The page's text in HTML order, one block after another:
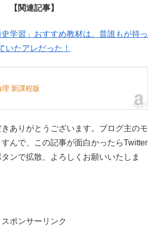
【関連記事】
学習」おすすめ教材は、昔誰もが持っ
いたアレだった！
新課程版
ありがとうございます。ブログ主のモ
んで、この記事が面白かったらTwitter
ンで拡散、よろしくお願いいたしま
スポンサーリンク